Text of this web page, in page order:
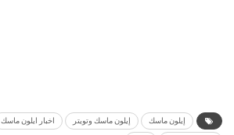
إيلون ماسك إيلون ماسك وتويتر اخبار ايلون ماسك